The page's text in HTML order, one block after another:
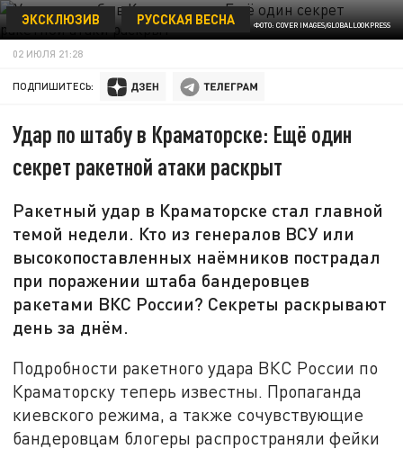
ФОТО: COVER IMAGES/GLOBALLOOKPRESS
ЭКСКЛЮЗИВ РУССКАЯ ВЕСНА
02 ИЮЛЯ 21:28
ПОДПИШИТЕСЬ:
Удар по штабу в Краматорске: Ещё один
секрет ракетной атаки раскрыт
Ракетный удар в Краматорске стал главной
темой недели. Кто из генералов ВСУ или
высокопоставленных наёмников пострадал
при поражении штаба бандеровцев
ракетами ВКС России? Секреты раскрывают
день за днём.
Подробности ракетного удара ВКС России по
Краматорску теперь известны. Пропаганда
киевского режима, а также сочувствующие
бандеровцам блогеры распространяли фейки